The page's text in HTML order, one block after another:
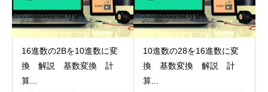
16進数の2Bを10進数に変
換 解説 基数変換 計
算...
10進数の28を16進数に変
換 基数変換 解説 計
算...